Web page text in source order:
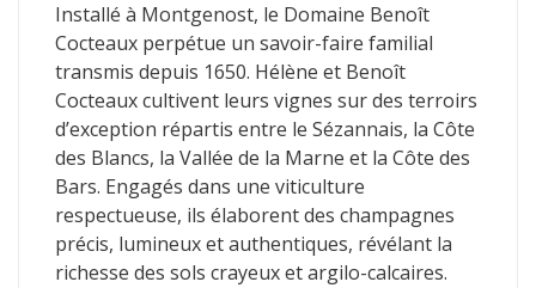
Installé à Montgenost, le Domaine Benoît
Cocteaux perpétue un savoir-faire familial
transmis depuis 1650. Hélène et Benoît
Cocteaux cultivent leurs vignes sur des terroirs
d’exception répartis entre le Sézannais, la Côte
des Blancs, la Vallée de la Marne et la Côte des
Bars. Engagés dans une viticulture
respectueuse, ils élaborent des champagnes
précis, lumineux et authentiques, révélant la
richesse des sols crayeux et argilo-calcaires.